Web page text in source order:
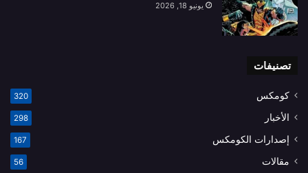
يونيو 18, 2026
تصنيفات
كومكس 320
الأخبار 298
إصدارات الكومكس 167
مقالات 56